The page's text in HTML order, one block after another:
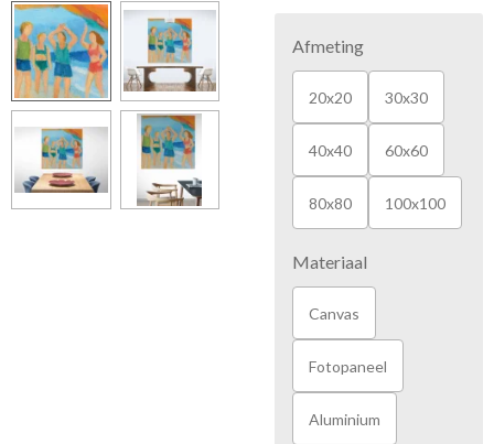
Afmeting
20x20 30x30
40x40 60x60
80x80 100x100
Materiaal
Canvas
Fotopaneel
Aluminium